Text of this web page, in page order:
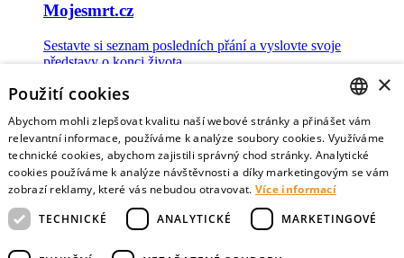
Mojesmrt.cz
Sestavte si seznam posledních přání a vyslovte svoje
představy o konci života
Data o umírání
Nejnovější data o postojích veřejnosti a zdravotníků k umírání
CZECH
ENGLISH
×
Použití cookies
Abychom mohli zlepšovat kvalitu naší webové stránky a přinášet vám
relevantní informace, používáme k analýze soubory cookies. Využíváme
technické cookies, abychom zajistili správný chod stránky. Analytické
cookies používáme k analýze návštěvnosti a díky marketingovým se vám
zobrazí reklamy, které vás nebudou otravovat. Více informací
TECHNICKÉ
ANALYTICKÉ MARKETINGOVÉ